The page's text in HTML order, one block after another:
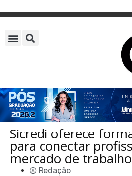
Sicredi oferece
para conectar
mercado de trabalho
Redação